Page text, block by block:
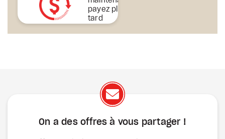
payez plus
tard
On a des offres à vous partager !